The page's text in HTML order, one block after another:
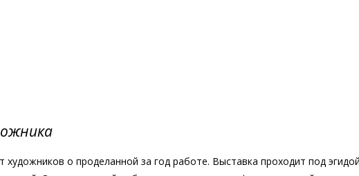
о проделанной за год работе. Выставка проходит под